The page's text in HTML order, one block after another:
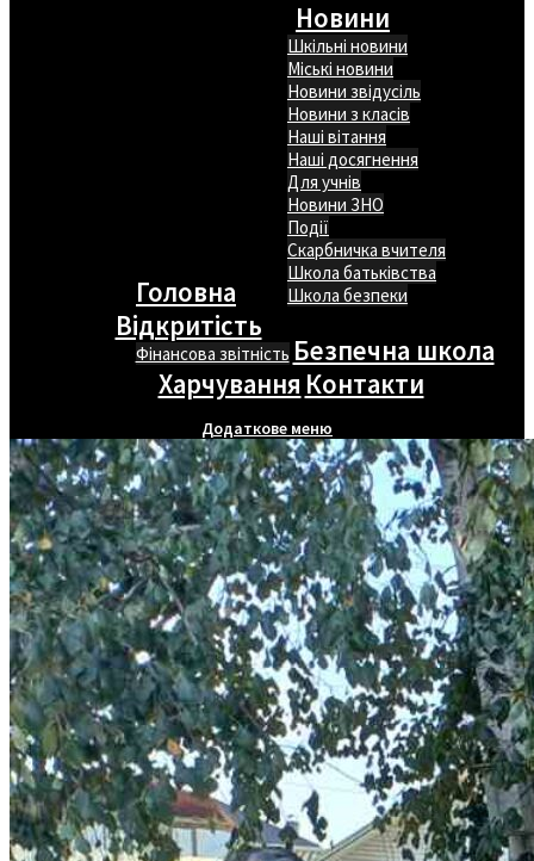
Головна
Новини
Шкільні новини
Міські новини
Новини звідусіль
Новини з класів
Наші вітання
Наші досягнення
Для учнів
Новини ЗНО
Події
Скарбничка вчителя
Школа батьківства
Школа безпеки
Відкритість
Фінансова звітність Безпечна школа
Харчування Контакти
Додаткове меню